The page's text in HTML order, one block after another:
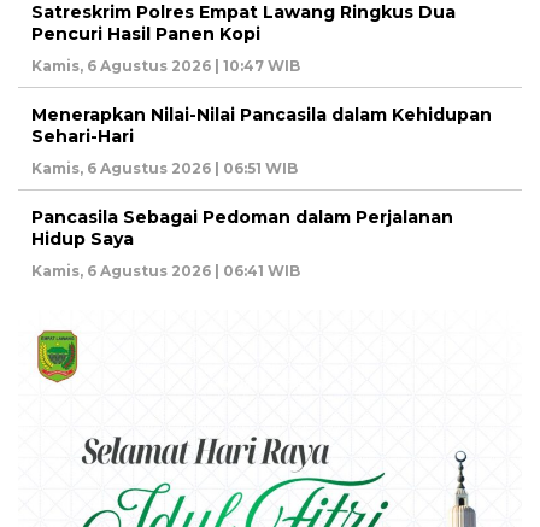
Satreskrim Polres Empat Lawang Ringkus Dua
Pencuri Hasil Panen Kopi
Kamis, 6 Agustus 2026 | 10:47 WIB
Menerapkan Nilai-Nilai Pancasila dalam Kehidupan
Sehari-Hari
Kamis, 6 Agustus 2026 | 06:51 WIB
Pancasila Sebagai Pedoman dalam Perjalanan
Hidup Saya
Kamis, 6 Agustus 2026 | 06:41 WIB